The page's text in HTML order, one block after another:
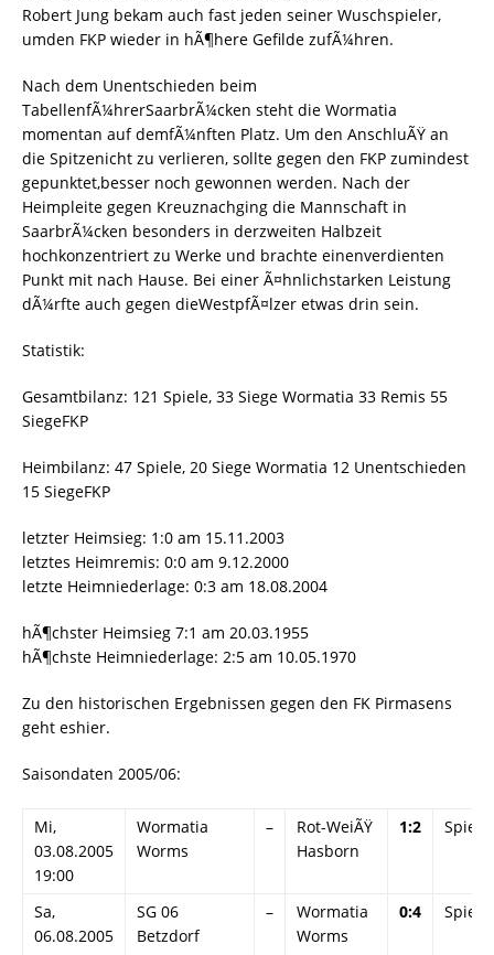
Robert Jung bekam auch fast jeden seiner Wuschspieler,
umden FKP wieder in hÃ¶here Gefilde zufÃ¼hren.
Nach dem Unentschieden beim
TabellenfÃ¼hrerSaarbrÃ¼cken steht die Wormatia
momentan auf demfÃ¼nften Platz. Um den AnschluÃŸ an
die Spitzenicht zu verlieren, sollte gegen den FKP zumindest
gepunktet,besser noch gewonnen werden. Nach der
Heimpleite gegen Kreuznachging die Mannschaft in
SaarbrÃ¼cken besonders in derzweiten Halbzeit
hochkonzentriert zu Werke und brachte einenverdienten
Punkt mit nach Hause. Bei einer Ã¤hnlichstarken Leistung
dÃ¼rfte auch gegen dieWestpfÃ¤lzer etwas drin sein.
Statistik:
Gesamtbilanz: 121 Spiele, 33 Siege Wormatia 33 Remis 55
SiegeFKP
Heimbilanz: 47 Spiele, 20 Siege Wormatia 12 Unentschieden
15 SiegeFKP
letzter Heimsieg: 1:0 am 15.11.2003
letztes Heimremis: 0:0 am 9.12.2000
letzte Heimniederlage: 0:3 am 18.08.2004
hÃ¶chster Heimsieg 7:1 am 20.03.1955
hÃ¶chste Heimniederlage: 2:5 am 10.05.1970
Zu den historischen Ergebnissen gegen den FK Pirmasens
geht eshier.
Saisondaten 2005/06:
Mi,
03.08.2005
19:00
Wormatia
Worms
–
Rot-WeiÃŸ
Hasborn
1:2
Sa,
06.08.2005
SG 06
Betzdorf
–
Wormatia
Worms
0:4